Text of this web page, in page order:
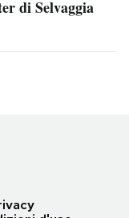
di Selvaggia